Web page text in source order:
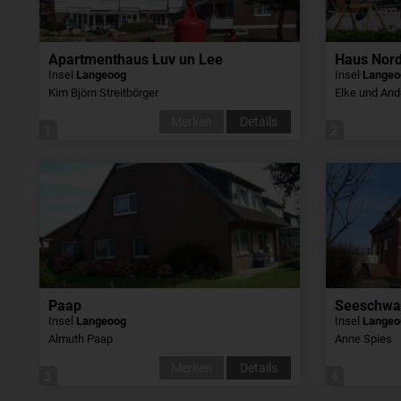
Apartmenthaus Luv un Lee
Insel Langeoog
Kim Björn Streitbörger
Details
Haus
Insel
Elke und
Paap
Insel Langeoog
Almuth Paap
Details
Insel
Anne Spies